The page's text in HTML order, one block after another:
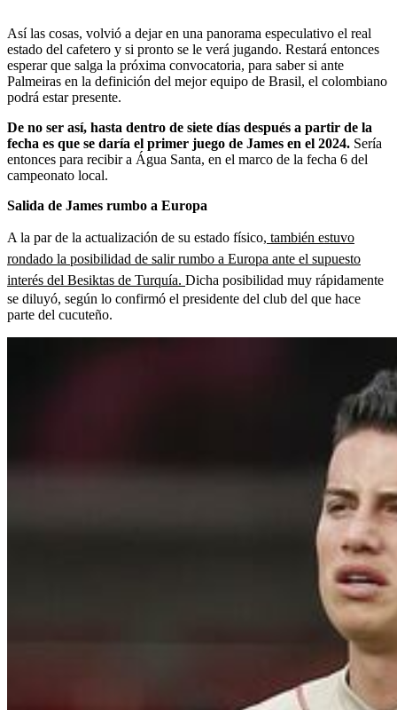
Así las cosas, volvió a dejar en una panorama especulativo el real
estado del cafetero y si pronto se le verá jugando. Restará entonces
esperar que salga la próxima convocatoria, para saber si ante
Palmeiras en la definición del mejor equipo de Brasil, el colombiano
podrá estar presente.
De no ser así, hasta dentro de siete días después a partir de la
fecha es que se daría el primer juego de James en el 2024. Sería
entonces para recibir a Água Santa, en el marco de la fecha 6 del
campeonato local.
Salida de James rumbo a Europa
A la par de la actualización de su estado físico, también estuvo
rondado la posibilidad de salir rumbo a Europa ante el supuesto
interés del Besiktas de Turquía. Dicha posibilidad muy rápidamente
se diluyó, según lo confirmó el presidente del club del que hace
parte del cucuteño.